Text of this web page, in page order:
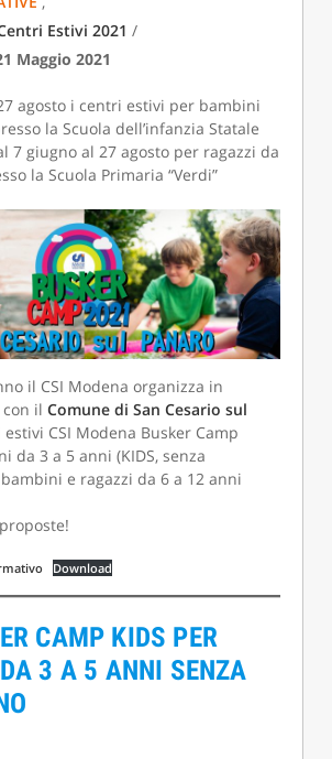
Estivi 2021 /
Maggio 2021
agosto i centri estivi per bambini
la Scuola dell’infanzia Statale
7 giugno al 27 agosto per ragazzi da
la Scuola Primaria “Verdi”
il CSI Modena organizza in
con ilComune di San Cesario sul
CSI Modena Busker Camp
da 3 a 5 anni (KIDS, senza
e ragazzi da 6 a 12 anni
Download
CAMP KIDS PER
3 A 5 ANNI SENZA